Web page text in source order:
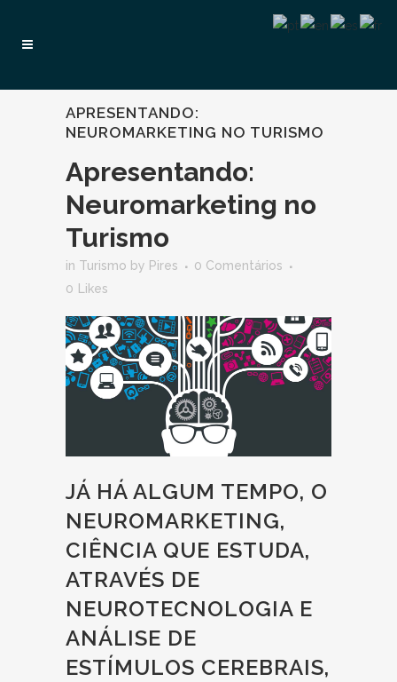
APRESENTANDO:
NEUROMARKETING NO TURISMO
Apresentando:
Neuromarketing no
Turismo
in Turismo by Pires
0 Comentários
0
Likes
JÁ HÁ ALGUM TEMPO, O
NEUROMARKETING,
CIÊNCIA QUE ESTUDA,
ATRAVÉS DE
NEUROTECNOLOGIA E
ANÁLISE DE
ESTÍMULOS CEREBRAIS,